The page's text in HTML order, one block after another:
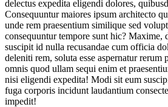
delectus expedita eligendi dolores,
Consequuntur maiores ipsum architecto
unde rem praesentium similique sed
consequuntur tempore sunt hic?
suscipit id nulla recusandae cum officia
deleniti rem, soluta esse aspernatur
omnis quod ullam sequi enim et
nisi eligendi expedita! Modi sit eum
fuga corporis incidunt laudantium
impedit!